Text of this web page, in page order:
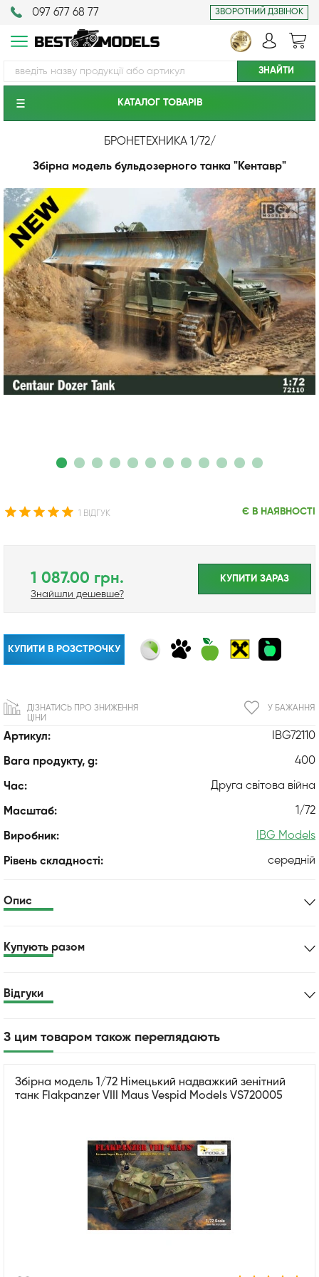
097 677 68 77 ЗВОРОТНИЙ ДЗВІНОК
КАТАЛОГ ТОВАРIВ
БРОНЕТЕХНИКА 1/72/
Збірна модель бульдозерного танка "Кентавр"
1 ВІДГУК Є В НАЯВНОСТІ
Артикул: IBG72110
Вага продукту, g: 400
Час: Друга світова війна
Масштаб: 1/72
Виробник: IBG Models
Рівень складності: середній
1 087.00 грн.
Знайшли дешевше?
КУПИТИ ЗАРАЗ
КУПИТИ В РОЗСТРОЧКУ
У БАЖАННЯ
ДІЗНАТИСЬ ПРО ЗНИЖЕННЯ
ЦІНИ
Опис
Купують разом
Відгуки
З цим товаром також переглядають
Збірна модель 1/72 Німецький надважкий зенітний
танк Flakpanzer VIII Maus Vespid Models VS720005